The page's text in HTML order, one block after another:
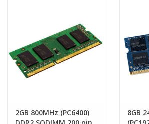
2GB 800MHz (PC6400)
DDR2 SODIMM 200 pin
8GB